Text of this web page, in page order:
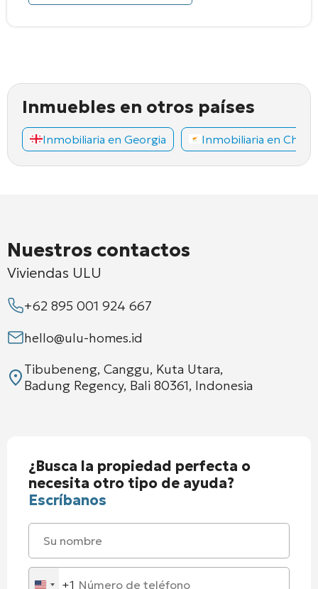
Inmuebles en otros países
Inmobiliaria en Georgia Inmobiliaria en
Nuestros contactos
Viviendas ULU
+62 895 001 924 667
hello@ulu-homes.id
Tibubeneng, Canggu, Kuta Utara,
Badung Regency, Bali 80361, Indonesia
¿Busca la propiedad perfecta o
necesita otro tipo de ayuda?
Escríbanos
+1